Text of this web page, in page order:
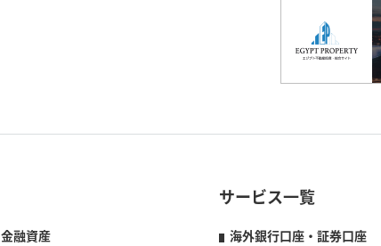
金融資産
サービス一覧
海外銀行口座・証券口座